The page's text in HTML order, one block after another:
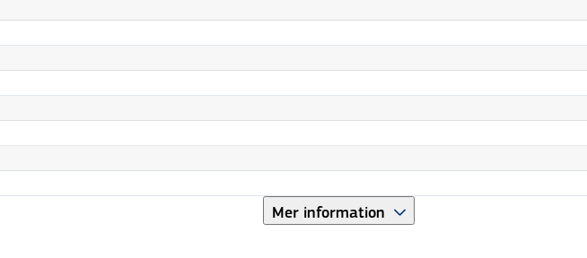
Mer information